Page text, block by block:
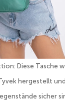
Diese Tasche
hergestellt
sicher